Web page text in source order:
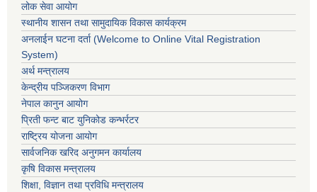
लोक सेवा आयोग
स्थानीय शासन तथा सामुदायिक विकास कार्यक्रम
अनलाईन घटना दर्ता (Welcome to Online Vital Registration
System)
अर्थ मन्त्रालय
केन्द्रीय पञ्जिकरण विभाग
नेपाल कानुन आयोग
प्रिती फन्ट बाट युनिकोड कन्भर्रटर
राष्ट्रिय योजना आयोग
सार्वजनिक खरिद अनुगमन कार्यालय
कृषि विकास मन्त्रालय
शिक्षा, विज्ञान तथा प्रविधि मन्त्रालय